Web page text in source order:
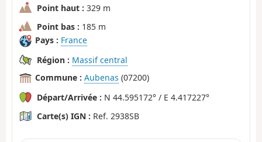
Point haut : 329 m
Point bas : 185 m
Pays : France
Région : Massif central
Commune : Aubenas (07200)
Départ/Arrivée : N 44.595172° / E 4.417227°
Carte(s) IGN : Ref. 2938SB